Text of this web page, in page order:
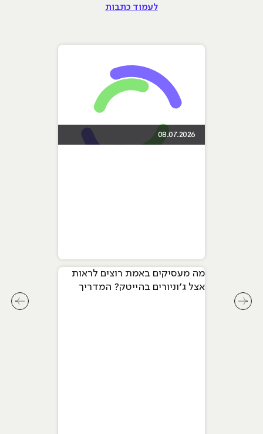
לעמוד כתבות
08.07.2026
מה מעסיקים באמת רוצים לראות
אצל ג׳וניורים בהייטק? המדריך
לחץ לחץ לשיקופית קודמת בסליידר מאמרים